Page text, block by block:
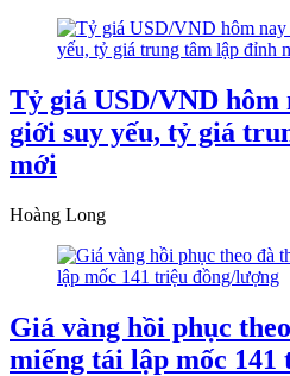
Tỷ giá USD/VND hôm
giới suy yếu, tỷ giá
mới
Hoàng Long
Giá vàng hồi phục
miếng tái lập mốc